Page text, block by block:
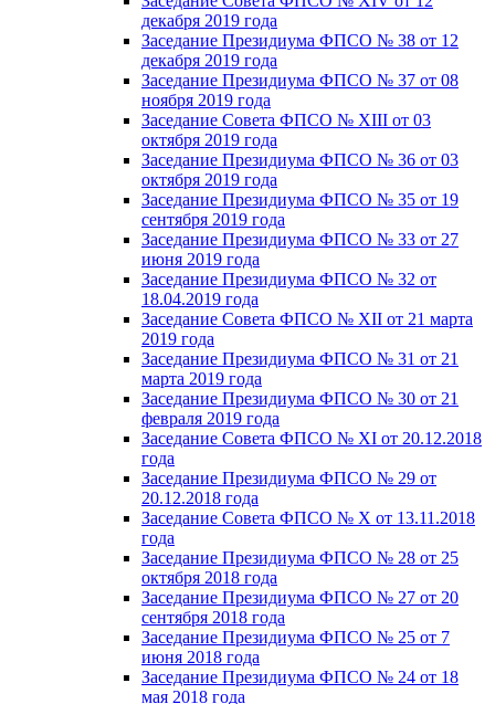
декабря 2019 года
Заседание Президиума ФПСО № 38 от 12
декабря 2019 года
Заседание Президиума ФПСО № 37 от 08
ноября 2019 года
Заседание Совета ФПСО № XIII от 03
октября 2019 года
Заседание Президиума ФПСО № 36 от 03
октября 2019 года
Заседание Президиума ФПСО № 35 от 19
сентября 2019 года
Заседание Президиума ФПСО № 33 от 27
июня 2019 года
Заседание Президиума ФПСО № 32 от
18.04.2019 года
Заседание Совета ФПСО № XII от 21 марта
2019 года
Заседание Президиума ФПСО № 31 от 21
марта 2019 года
Заседание Президиума ФПСО № 30 от 21
февраля 2019 года
Заседание Совета ФПСО № XI от 20.12.2018
года
Заседание Президиума ФПСО № 29 от
20.12.2018 года
Заседание Совета ФПСО № X от 13.11.2018
года
Заседание Президиума ФПСО № 28 от 25
октября 2018 года
Заседание Президиума ФПСО № 27 от 20
сентября 2018 года
Заседание Президиума ФПСО № 25 от 7
июня 2018 года
Заседание Президиума ФПСО № 24 от 18
мая 2018 года